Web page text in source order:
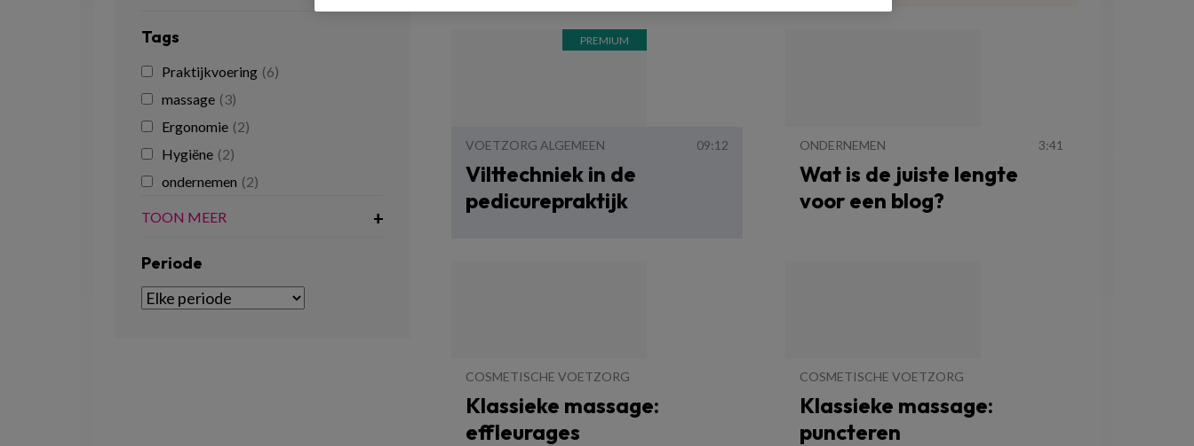
VOETZORG ALGEMEEN 09:12
Vilttechniek in de
pedicurepraktijk
ONDERNEMEN 3:41
Wat is de juiste lengte
voor een blog?
COSMETISCHE VOETZORG
Klassieke massage:
effleurages
COSMETISCHE VOETZORG
Klassieke massage:
puncteren
Tags
Praktijkvoering (6)
massage (3)
Ergonomie (2)
Hygiëne (2)
ondernemen (2)
TOON MEER
Periode